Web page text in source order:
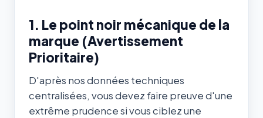
1. Le point noir mécanique de la
marque (Avertissement
Prioritaire)
D'après nos données techniques
centralisées, vous devez faire preuve d'une
extrême prudence si vous ciblez une